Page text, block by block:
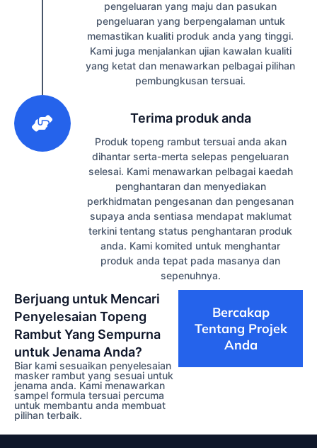
pengeluaran yang maju dan pasukan
pengeluaran yang berpengalaman untuk
memastikan kualiti produk anda yang tinggi.
Kami juga menjalankan ujian kawalan kualiti
yang ketat dan menawarkan pelbagai pilihan
pembungkusan tersuai.
Terima produk anda
Produk topeng rambut tersuai anda akan
dihantar serta-merta selepas pengeluaran
selesai. Kami menawarkan pelbagai kaedah
penghantaran dan menyediakan
perkhidmatan pengesanan dan pengesanan
supaya anda sentiasa mendapat maklumat
terkini tentang status penghantaran produk
anda. Kami komited untuk menghantar
produk anda tepat pada masanya dan
sepenuhnya.
Berjuang untuk Mencari
Penyelesaian Topeng
Rambut Yang Sempurna
untuk Jenama Anda?
Biar kami sesuaikan penyelesaian
masker rambut yang sesuai untuk
jenama anda. Kami menawarkan
sampel formula tersuai percuma
untuk membantu anda membuat
pilihan terbaik.
Bercakap
Tentang Projek
Anda